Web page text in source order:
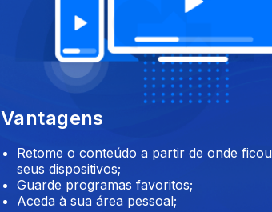
25 jul. 2026
Vantagens
Retome o conteúdo a partir de onde
seus dispositivos;
Guarde programas favoritos;
Aceda à sua área pessoal;